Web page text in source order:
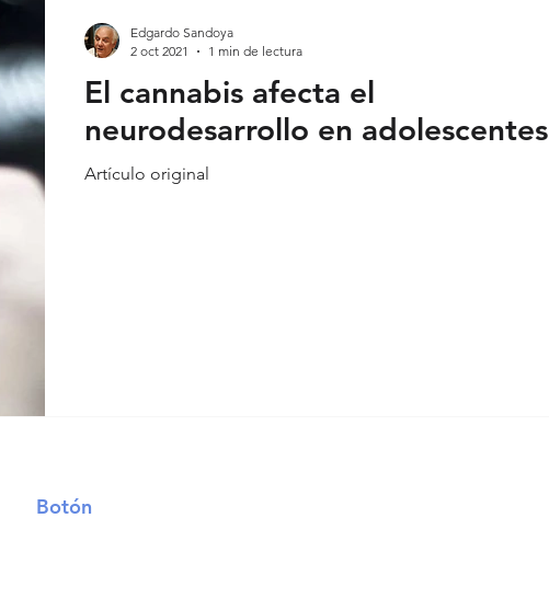
Conferencia Enfermedad cardiovascular
El cannabis afecta el
neurodesarrollo en adolescentes
Artículo original
Edgardo Sandoya
2 oct 2021
1 min de lectura
Botón